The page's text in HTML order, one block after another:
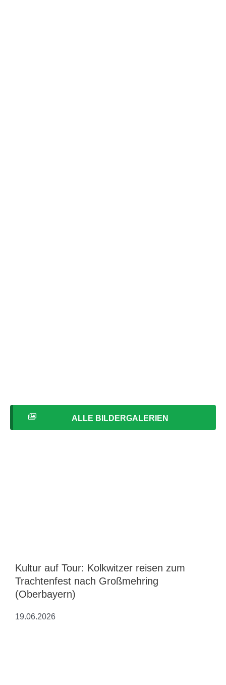
ALLE BILDERGALERIEN
Kultur auf Tour: Kolkwitzer reisen zum
Trachtenfest nach Großmehring
(Oberbayern)
19.06.2026